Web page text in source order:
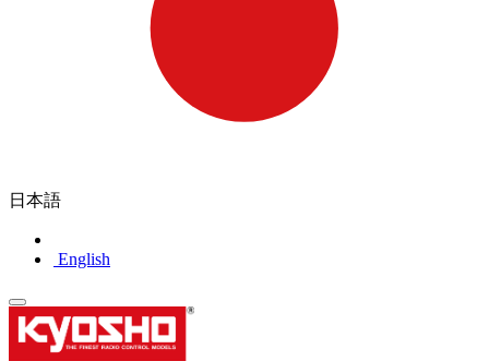
日本語
English